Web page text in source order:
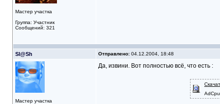
Мастер участка
Группа: Участник
Сообщений: 321
Sl@Sh Отправлено:04.12.2004, 18:48
Мастер участка
Да, извини. Вот полностью всё, что есть :